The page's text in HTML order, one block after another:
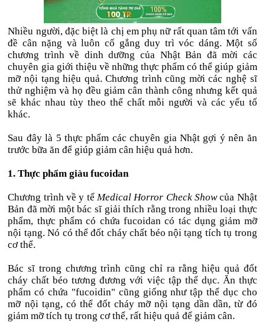
Nhiều người, đặc biệt là chị em phụ nữ rất quan tâm tới vấn
đề cân nặng và luôn cố gắng duy trì vóc dáng. Một số
chương trình về dinh dưỡng của Nhật Bản đã mời các
chuyên gia giới thiệu về những thực phẩm có thể giúp giảm
mỡ nội tạng hiệu quả. Chương trình cũng mời các nghệ sĩ
thử nghiệm và họ đều giảm cân thành công nhưng kết quả
sẽ khác nhau tùy theo thể chất mỗi người và các yếu tố
khác.
Sau đây là 5 thực phẩm các chuyên gia Nhật gợi ý nên ăn
trước bữa ăn để giúp giảm cân hiệu quả hơn.
1. Thực phẩm giàu fucoidan
Chương trình về y tế Medical Horror Check Showcủa Nhật
Bản đã mời một bác sĩ giải thích rằng trong nhiều loại thực
phẩm, thực phẩm có chứa fucoidan có tác dụng giảm mỡ
nội tạng. Nó có thể đốt cháy chất béo nội tạng tích tụ trong
cơ thể.
Bác sĩ trong chương trình cũng chỉ ra rằng hiệu quả đốt
cháy chất béo tương đương với việc tập thể dục. Ăn thực
phẩm có chứa "fucoidin" cũng giống như tập thể dục cho
mỡ nội tạng, có thể đốt cháy mỡ nội tạng dần dần, từ đó
giảm mỡ tích tụ trong cơ thể, rất hiệu quả để giảm cân.